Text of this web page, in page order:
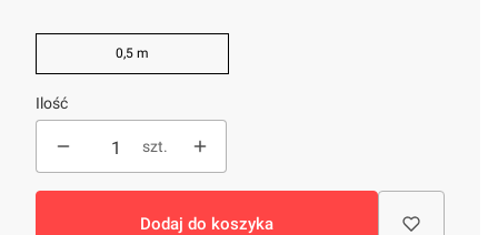
0,5 m
Ilość
szt.
Dodaj do koszyka